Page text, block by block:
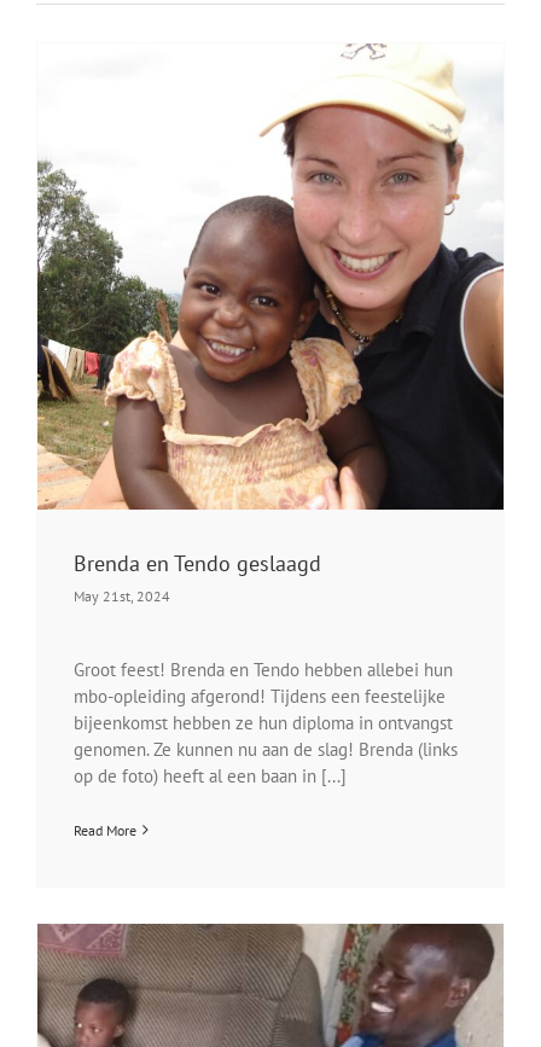
Brenda en Tendo geslaagd
May 21st, 2024
Groot feest! Brenda en Tendo hebben allebei hun
mbo-opleiding afgerond! Tijdens een feestelijke
bijeenkomst hebben ze hun diploma in ontvangst
genomen. Ze kunnen nu aan de slag! Brenda (links
op de foto) heeft al een baan in [...]
Read More